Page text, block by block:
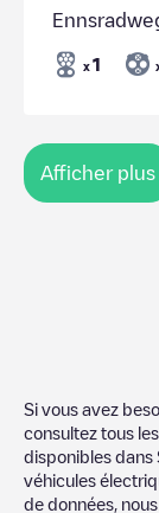
x 1
Afficher plus
Si vous avez
consultez tous
disponibles dans
véhicules
de données,